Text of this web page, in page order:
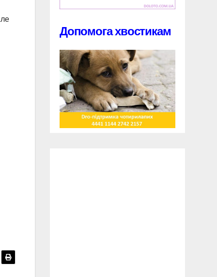
Допомога хвостикам